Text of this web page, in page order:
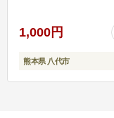
1,000円
熊本県 八代市